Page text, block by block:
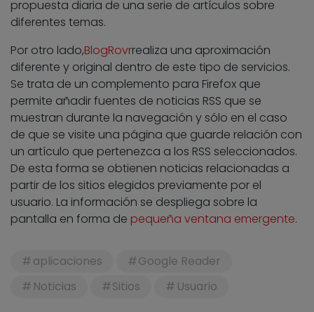
propuesta diaria de una serie de artículos sobre
diferentes temas.
Por otro lado,BlogRovrrealiza una aproximación
diferente y original dentro de este tipo de servicios.
Se trata de un complemento para Firefox que
permite añadir fuentes de noticias RSS que se
muestran durante la navegación y sólo en el caso
de que se visite una página que guarde relación con
un artículo que pertenezca a los RSS seleccionados.
De esta forma se obtienen noticias relacionadas a
partir de los sitios elegidos previamente por el
usuario. La información se despliega sobre la
pantalla en forma de pequeña ventana emergente.
aplicaciones
Google Reader
Noticias
Sitios Usuario